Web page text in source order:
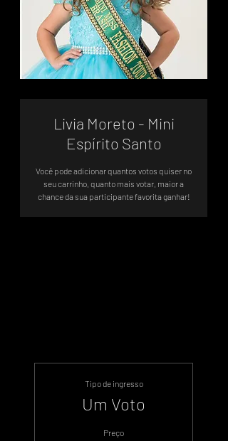
Livia Moreto - Mini
Espírito Santo
Você pode adicionar quantos votos quiser no
seu carrinho, quanto mais votar, maior a
chance da sua participante favorita ganhar!
Tipo de ingresso
Um Voto
Preço